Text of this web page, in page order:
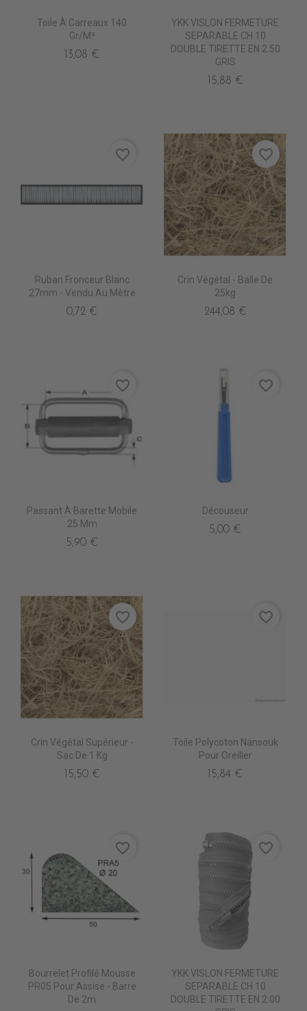
Toile À Carreaux 140
Gr/m²
13,08 €
YKK VISLON FERMETURE
SEPARABLE CH 10
DOUBLE TIRETTE EN 2.50
GRIS
15,88 €
Ruban Fronceur Blanc
27mm - Vendu Au Mètre
0,72 €
favorite_border
Crin Végétal - Balle De
25kg
244,08 €
favorite_border
Passant À Barette Mobile
25 Mm
5,90 €
favorite_border
Découseur
5,00 €
favorite_border
Crin Végétal Supérieur -
Sac De 1 Kg
15,50 €
favorite_border
Toile Polycoton Nansouk
Pour Oreiller
15,84 €
favorite_border
Bourrelet Profilé Mousse
PR05 Pour Assise - Barre
De 2m
favorite_border
YKK VISLON FERMETURE
SEPARABLE CH 10
DOUBLE TIRETTE EN 2.00
favorite_border